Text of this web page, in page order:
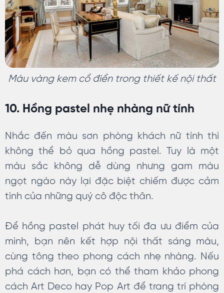
Màu vàng kem cổ điển trong thiết kế nội thất
10. Hồng pastel nhẹ nhàng nữ tính
Nhắc đến màu sơn phòng khách nữ tính thì
không thể bỏ qua hồng pastel. Tuy là một
màu sắc không dễ dùng nhưng gam màu
ngọt ngào này lại đặc biệt chiếm được cảm
tình của những quý cô độc thân.
Để hồng pastel phát huy tối đa ưu điểm của
mình, bạn nên kết hợp nội thất sáng màu,
cùng tông theo phong cách nhẹ nhàng. Nếu
phá cách hơn, bạn có thể tham khảo phong
cách Art Deco hay Pop Art để trang trí phòng